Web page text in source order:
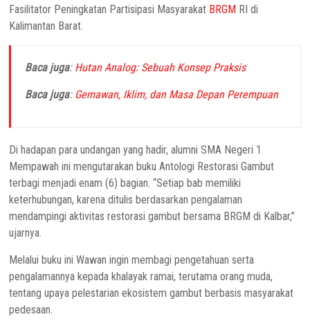
Fasilitator Peningkatan Partisipasi Masyarakat BRGM RI di
Kalimantan Barat.
Baca juga: Hutan Analog: Sebuah Konsep Praksis
Baca juga: Gemawan, Iklim, dan Masa Depan Perempuan
Di hadapan para undangan yang hadir, alumni SMA Negeri 1
Mempawah ini mengutarakan buku Antologi Restorasi Gambut
terbagi menjadi enam (6) bagian. “Setiap bab memiliki
keterhubungan, karena ditulis berdasarkan pengalaman
mendampingi aktivitas restorasi gambut bersama BRGM di Kalbar,”
ujarnya.
Melalui buku ini Wawan ingin membagi pengetahuan serta
pengalamannya kepada khalayak ramai, terutama orang muda,
tentang upaya pelestarian ekosistem gambut berbasis masyarakat
pedesaan.